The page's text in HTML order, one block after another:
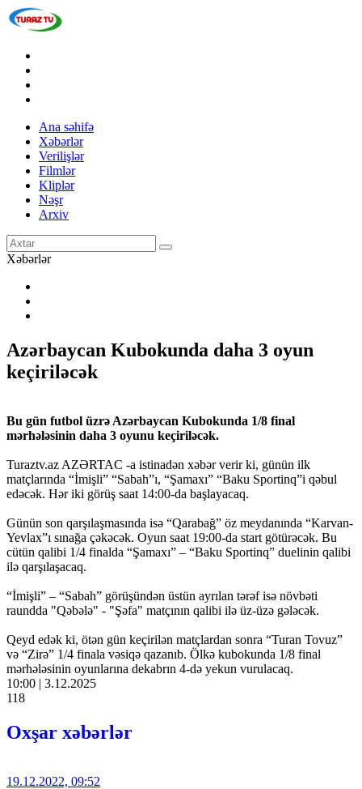
Ana səhifə
Xəbərlər
Verilişlər
Filmlər
Kliplər
Nəşr
Arxiv
Xəbərlər
Azərbaycan Kubokunda daha 3 oyun
keçiriləcək
Bu gün futbol üzrə Azərbaycan Kubokunda 1/8 final
mərhələsinin daha 3 oyunu keçiriləcək.
Turaztv.az AZƏRTAC -a istinadən xəbər verir ki, günün ilk
matçlarında “İmişli” “Sabah”ı, “Şamaxı” “Baku Sportinq”i qəbul
edəcək. Hər iki görüş saat 14:00-da başlayacaq.
Günün son qarşılaşmasında isə “Qarabağ” öz meydanında “Karvan-
Yevlax”ı sınağa çəkəcək. Oyun saat 19:00-da start götürəcək. Bu
cütün qalibi 1/4 finalda “Şamaxı” – “Baku Sportinq” duelinin qalibi
ilə qarşılaşacaq.
“İmişli” – “Sabah” görüşündən üstün ayrılan tərəf isə növbəti
raundda "Qəbələ" - "Şəfa" matçının qalibi ilə üz-üzə gələcək.
Qeyd edək ki, ötən gün keçirilən matçlardan sonra “Turan Tovuz”
və “Zirə” 1/4 finala vəsiqə qazanıb. Ölkə kubokunda 1/8 final
mərhələsinin oyunlarına dekabrın 4-də yekun vurulacaq.
10:00 | 3.12.2025
118
Oxşar xəbərlər
19.12.2022, 09:52